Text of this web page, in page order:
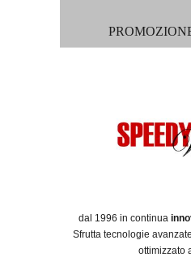
dal 1996 in continua
Sfrutta tecnologie
ottimizzato